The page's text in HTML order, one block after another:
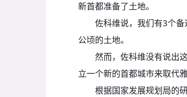
新首都准备了土地。
佐科维说，我们有3个备
公顷的土地。
然而，佐科维没有说出这
立一个新的首都城市来取代雅
根据国家发展规划局的研